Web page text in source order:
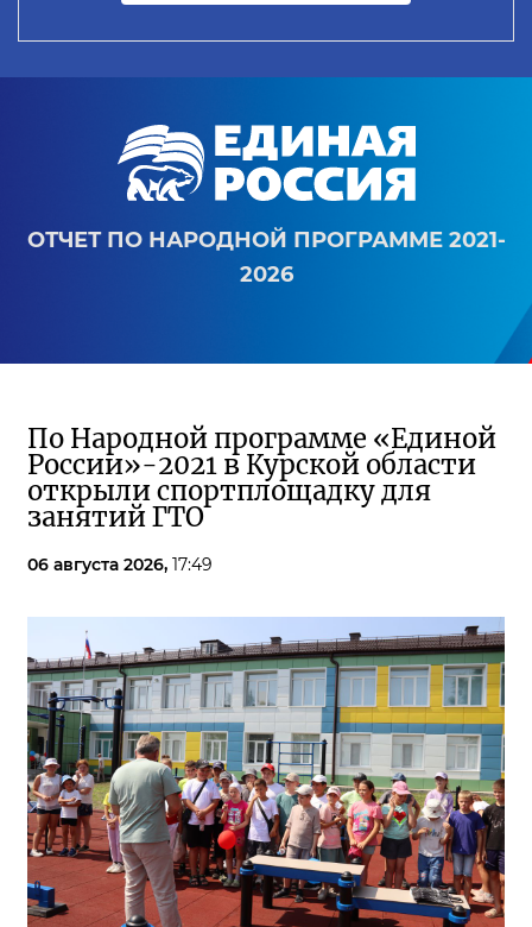
ОТЧЕТ ПО НАРОДНОЙ ПРОГРАММЕ 2021-
2026
По Народной программе «Единой
России»-2021 в Курской области
открыли спортплощадку для
занятий ГТО
06 августа 2026, 17:49